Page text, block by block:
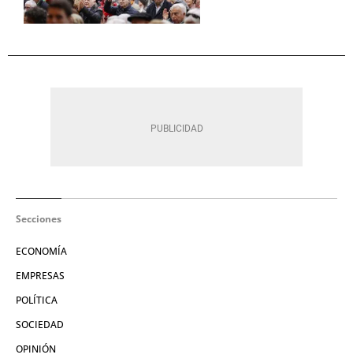
Secciones
ECONOMÍA
EMPRESAS
POLÍTICA
SOCIEDAD
OPINIÓN